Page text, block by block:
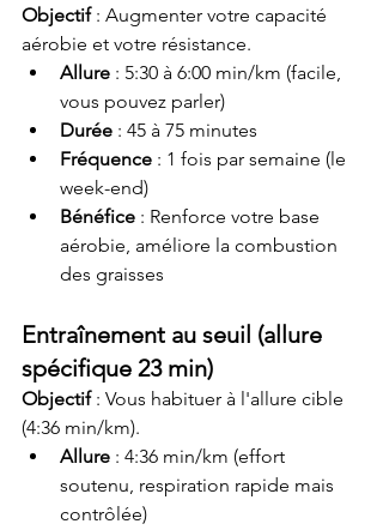
Objectif : Augmenter votre capacité
aérobie et votre résistance.
Allure : 5:30 à 6:00 min/km (facile,
vous pouvez parler)
Durée : 45 à 75 minutes
Fréquence : 1 fois par semaine (le
week-end)
Bénéfice : Renforce votre base
aérobie, améliore la combustion
des graisses
Entraînement au seuil (allure
spécifique 23 min)
Objectif : Vous habituer à l'allure cible
(4:36 min/km).
Allure : 4:36 min/km (effort
soutenu, respiration rapide mais
contrôlée)